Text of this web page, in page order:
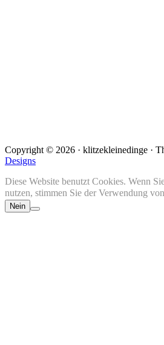
Copyright © 2026 · klitzekleinedinge ·
Designs
Diese Website benutzt Cookies. Wenn
nutzen, stimmen Sie der Verwendung
Nein